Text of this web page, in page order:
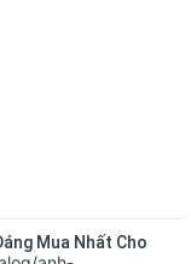
Mua Nhất Cho